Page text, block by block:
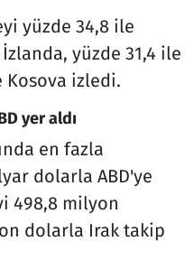
yüzde 34,8 ile
yüzde 31,4 ile
Kosova izledi.
yer aldı
en fazla
dolarla ABD'ye
498,8 milyon
dolarla Irak takip